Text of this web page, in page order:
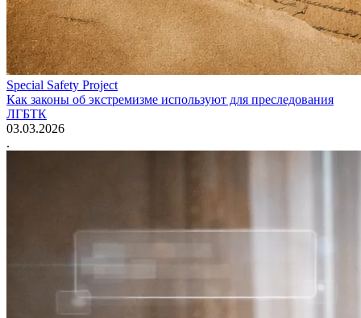
Special Safety Project
Как законы об экстремизме используют для преследования
ЛГБТК
03.03.2026
.